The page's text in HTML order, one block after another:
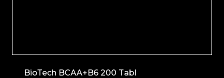
BioTech BCAA+B6 200 Tabl